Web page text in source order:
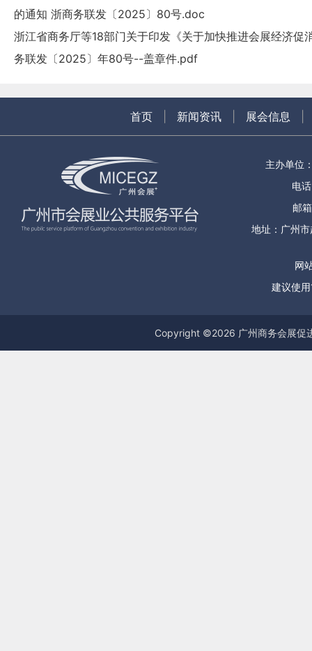
的通知 浙商务联发〔2025〕80号.doc
浙江省商务厅等18部门关于印发《关于加快推进会展经济促
务联发〔2025〕年80号--盖章件.pdf
首页 新闻资讯 展会信息
主办单位
电
邮
地址：广州
网
建议使
Copyright ©2026 广州商务会展